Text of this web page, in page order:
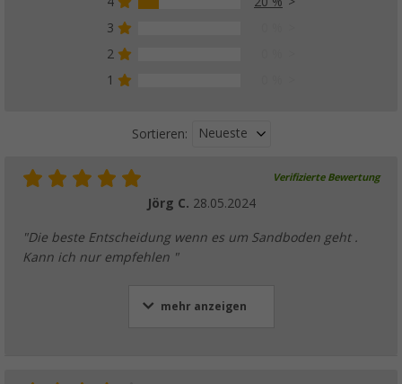
(44)
ab6,99€UVP8,99 €
3
2
1
Sortieren: Neueste
Verifizierte Bewertung
Jörg C. 28.05.2024
"Die beste Entscheidung wenn es um Sandboden geht .
Kann ich nur empfehlen "
mehr anzeigen